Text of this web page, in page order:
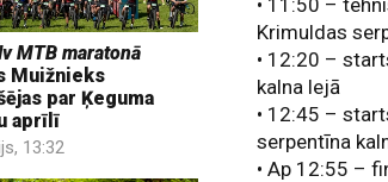
MTB maratonā
Muižnieks
par Ķeguma
aprīlī
13:32
• 11:50 –
Krimuldas
• 12:20 –
kalna lejā
• 12:45 –
serpentīna
• Ap 12:55 –